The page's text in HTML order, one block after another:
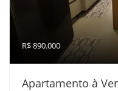
R$ 890.000
Apartamento à